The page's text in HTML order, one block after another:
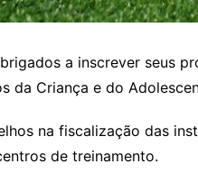
a inscrever seus
da Criança e do
na fiscalização das
de treinamento.